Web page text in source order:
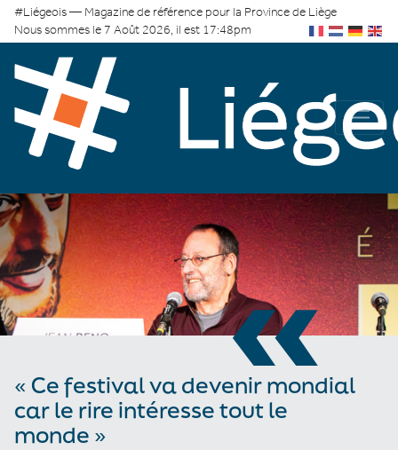
#Liégeois — Magazine de référence pour la Province de Liège
Nous sommes le 7 Août 2026, il est 17:48pm
«
« Ce festival va devenir mondial
car le rire intéresse tout le
monde »